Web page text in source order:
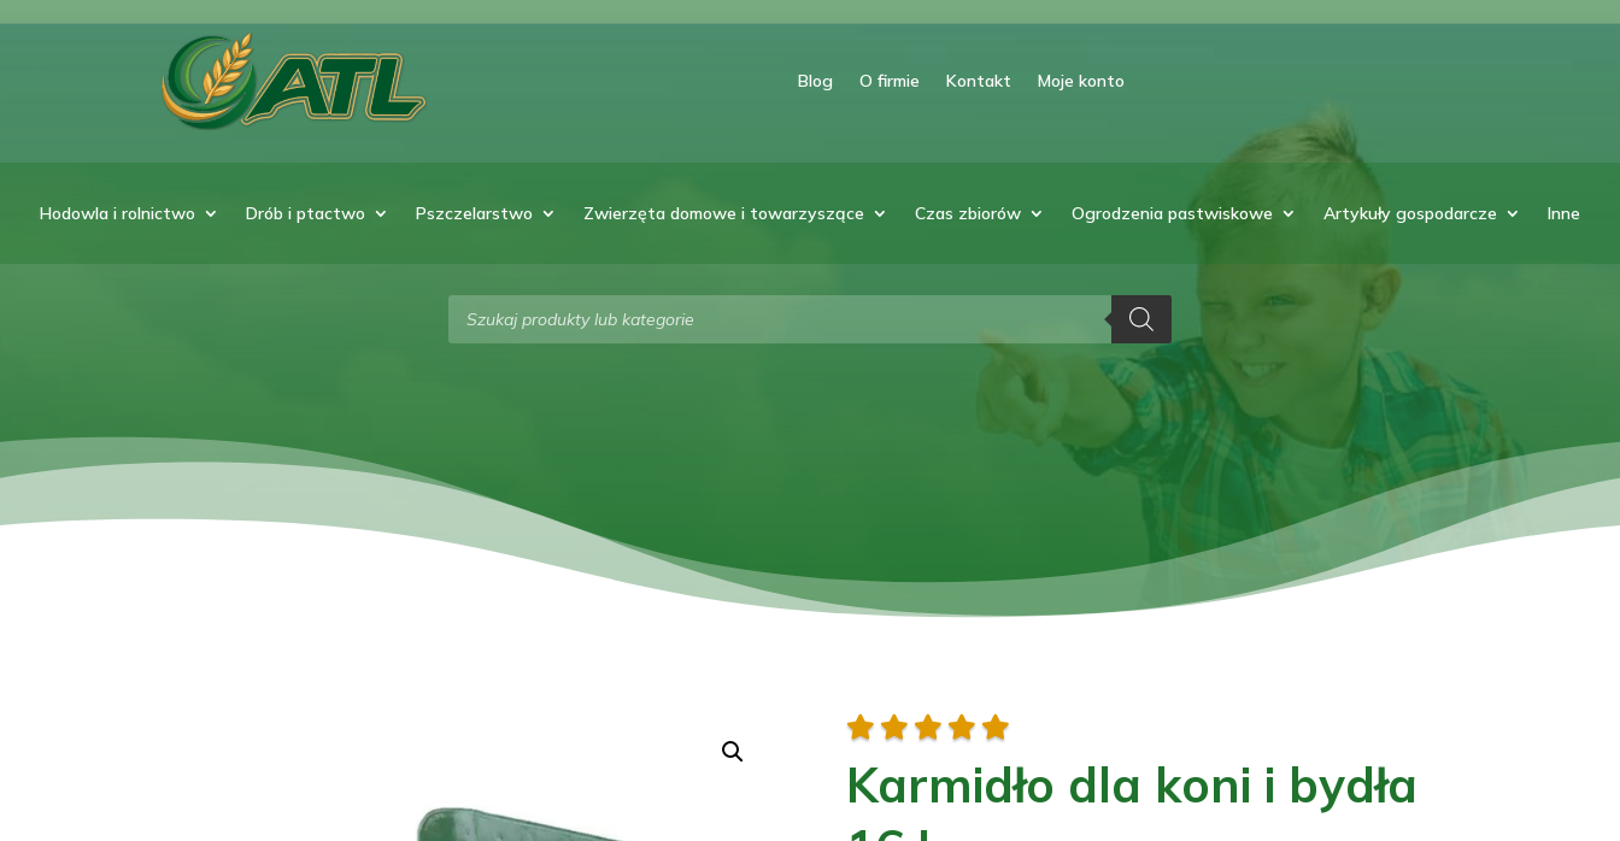
Blog O firmie Kontakt Moje konto
Hodowla i rolnictwo Drób i ptactwo Pszczelarstwo Zwierzęta domowe i towarzyszące Czas zbiorów Ogrodzenia pastwiskowe Artykuły gospodarcze Inne
Wyszukiwarka
produktów
    
Karmidło dla koni i bydła